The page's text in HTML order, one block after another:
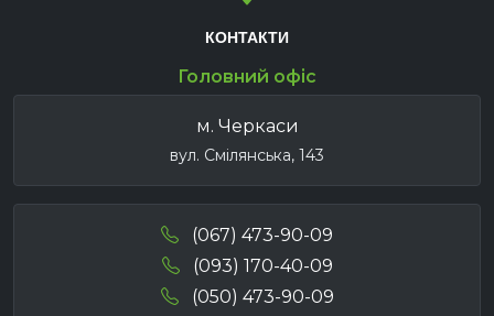
КОНТАКТИ
Головний офіс
м. Черкаси
вул. Смілянська, 143
(067) 473-90-09
(093) 170-40-09
(050) 473-90-09